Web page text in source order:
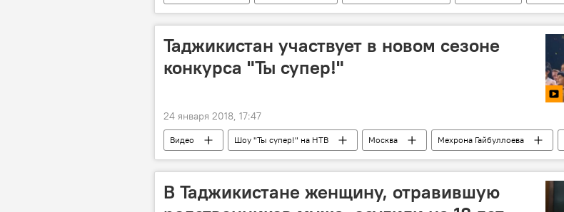
Таджикистан участвует в новом сезоне
конкурса "Ты супер!"
24 января 2018, 17:47
Видео Шоу "Ты супер!" на НТВ Москва Мехрона Гайбуллоева
шоу
Ты супер Таджикистан
В Таджикистане женщину, отравившую